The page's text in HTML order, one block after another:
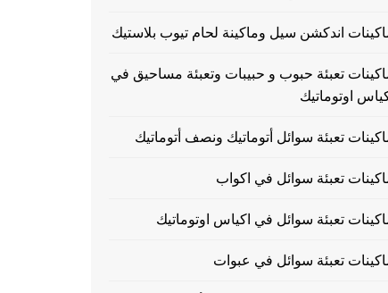
اندكشن سيل وماكينة لحام تيوب بلاستيك
تعبئة حبوب و حبيبات وتعبئة مساحيق في
اوتوماتيك
تعبئة سوائل أتوماتيك ونصف أتوماتيك
تعبئة سوائل في اكواب
تعبئة سوائل في اكياس اوتوماتيك
تعبئة سوائل في عبوات